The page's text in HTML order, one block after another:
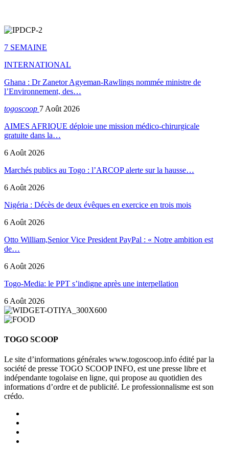
7 SEMAINE
INTERNATIONAL
Ghana : Dr Zanetor Agyeman-Rawlings nommée ministre de
l’Environnement, des…
togoscoop 7 Août 2026
AIMES AFRIQUE déploie une mission médico-chirurgicale
gratuite dans la…
6 Août 2026
Marchés publics au Togo : l’ARCOP alerte sur la hausse…
6 Août 2026
Nigéria : Décès de deux évêques en exercice en trois mois
6 Août 2026
Otto William,Senior Vice President PayPal : « Notre ambition est
de…
6 Août 2026
Togo-Media: le PPT s’indigne après une interpellation
6 Août 2026
TOGO SCOOP
Le site d’informations générales www.togoscoop.info édité par la
société de presse TOGO SCOOP INFO, est une presse libre et
indépendante togolaise en ligne, qui propose au quotidien des
informations d’ordre et de publicité. Le professionnalisme est son
crédo.